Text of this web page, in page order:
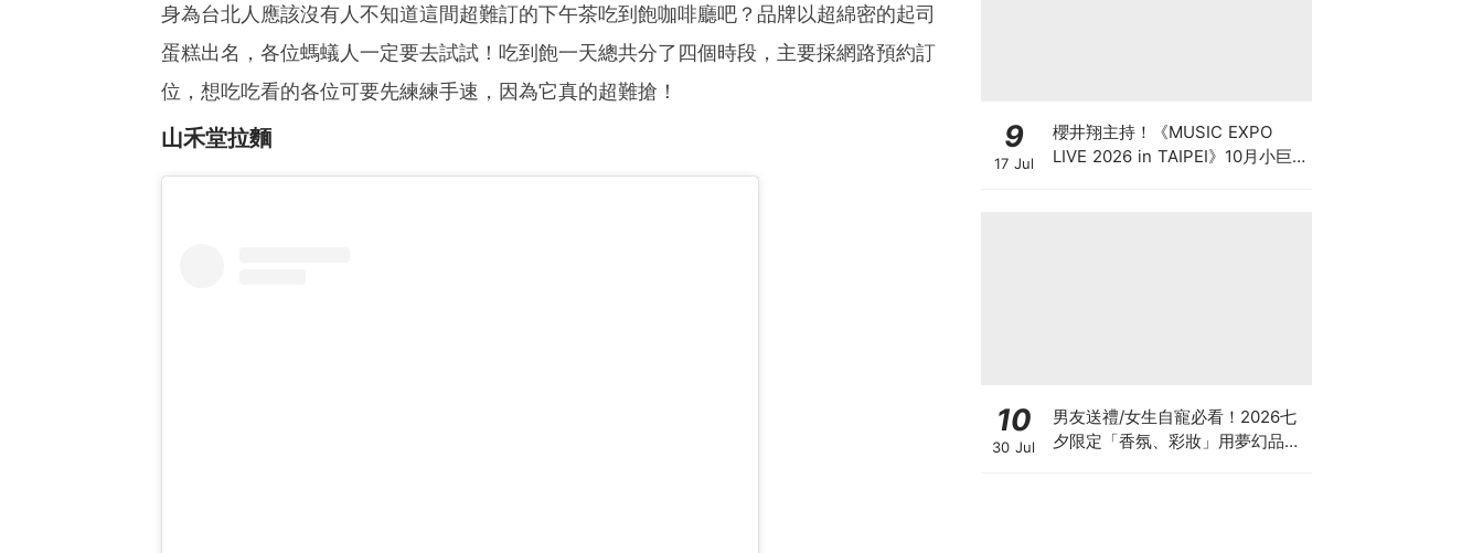
身為台北人應該沒有人不知道這間超難訂的下午茶吃到飽咖啡廳吧？品牌以超綿密的起司
蛋糕出名，各位螞蟻人一定要去試試！吃到飽一天總共分了四個時段，主要採網路預約訂
位，想吃吃看的各位可要先練練手速，因為它真的超難搶！
山禾堂拉麵 9
17 Jul
櫻井翔主持！《MUSIC EXPO
LIVE 2026 in TAIPEI》10月小巨
10
30 Jul
男友送禮/女生自寵必看！2026七
夕限定「香氛、彩妝」用夢幻品項